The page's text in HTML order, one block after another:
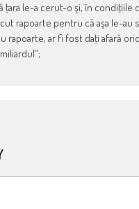
ţara le-a cerut-o şi, în condiţiile
rapoarte pentru că aşa le-au
rapoarte, ar fi fost daţi afară